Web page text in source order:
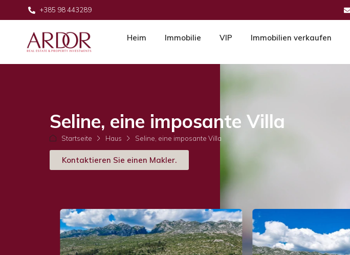
+385 98 443289
Heim Immobilie VIP Immobilien verkaufen
Seline, eine imposante Villa
Startseite Haus Seline, eine imposante Villa
Kontaktieren Sie einen Makler.